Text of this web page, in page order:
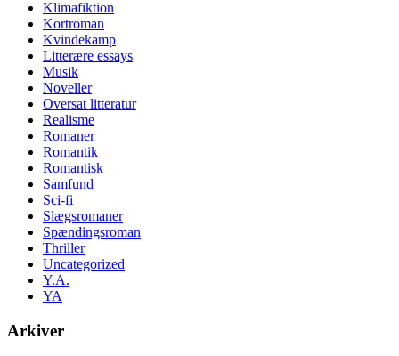
Klimafiktion
Kortroman
Kvindekamp
Litterære essays
Musik
Noveller
Oversat litteratur
Realisme
Romaner
Romantik
Romantisk
Samfund
Sci-fi
Slægsromaner
Spændingsroman
Thriller
Uncategorized
Y.A.
YA
Arkiver